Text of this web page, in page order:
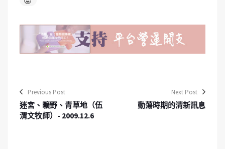
Previous Post
迷宮、曠野、青草地（伍
渭文牧師）- 2009.12.6
Next Post
動蕩時期的清新訊息